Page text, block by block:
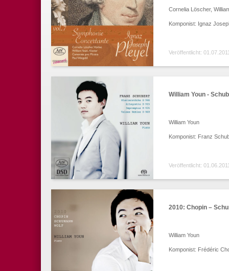
Cornelia Löscher,
Komponist: Ignaz
Veröffentlicht:
William Youn -
William Youn
Komponist: Franz
Veröffentlicht:
2010: Chopin –
William Youn
Komponist: Frédéric